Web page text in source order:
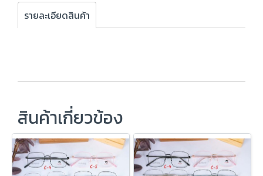
รายละเอียดสินค้า
สินค้าเกี่ยวข้อง